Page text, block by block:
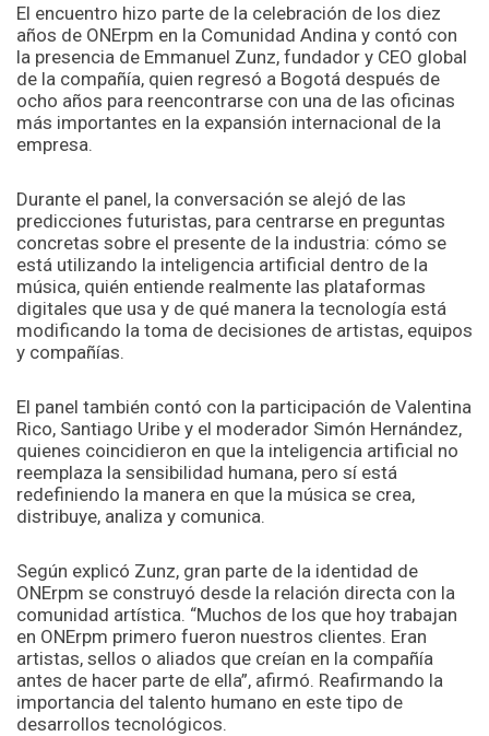
El encuentro hizo parte de la celebración de los diez
años de ONErpm en la Comunidad Andina y contó con
la presencia de Emmanuel Zunz, fundador y CEO global
de la compañía, quien regresó a Bogotá después de
ocho años para reencontrarse con una de las oficinas
más importantes en la expansión internacional de la
empresa.
Durante el panel, la conversación se alejó de las
predicciones futuristas, para centrarse en preguntas
concretas sobre el presente de la industria: cómo se
está utilizando la inteligencia artificial dentro de la
música, quién entiende realmente las plataformas
digitales que usa y de qué manera la tecnología está
modificando la toma de decisiones de artistas, equipos
y compañías.
El panel también contó con la participación de Valentina
Rico, Santiago Uribe y el moderador Simón Hernández,
quienes coincidieron en que la inteligencia artificial no
reemplaza la sensibilidad humana, pero sí está
redefiniendo la manera en que la música se crea,
distribuye, analiza y comunica.
Según explicó Zunz, gran parte de la identidad de
ONErpm se construyó desde la relación directa con la
comunidad artística. “Muchos de los que hoy trabajan
en ONErpm primero fueron nuestros clientes. Eran
artistas, sellos o aliados que creían en la compañía
antes de hacer parte de ella”, afirmó. Reafirmando la
importancia del talento humano en este tipo de
desarrollos tecnológicos.